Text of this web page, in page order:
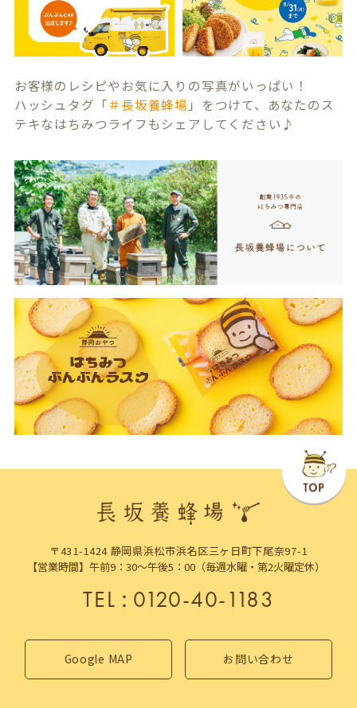
お客様のレシピやお気に入りの写真がいっぱい！
ハッシュタグ「＃長坂養蜂場 」をつけて、あなたのス
テキなはちみつライフもシェアしてください♪
〒431-1424 静岡県浜松市浜名区三ヶ日町下尾奈97-1
【営業時間】午前9：30～午後5：00（毎週水曜・第2火曜定休）
TEL：0120-40-1183
Google MAP お問い合わせ